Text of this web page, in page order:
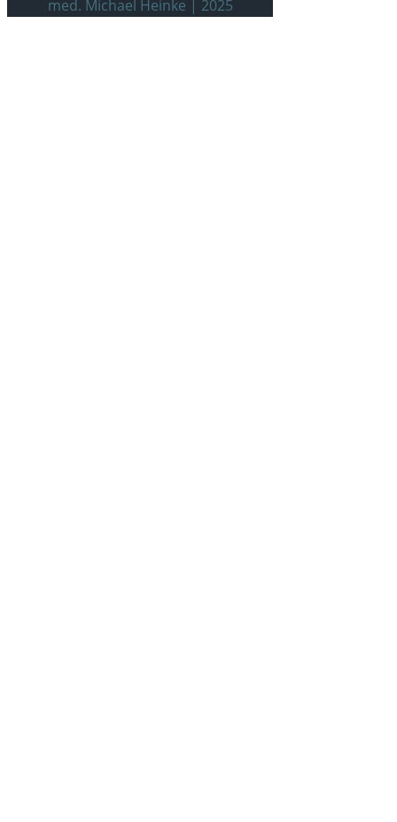
med. Michael Heinke | 2025